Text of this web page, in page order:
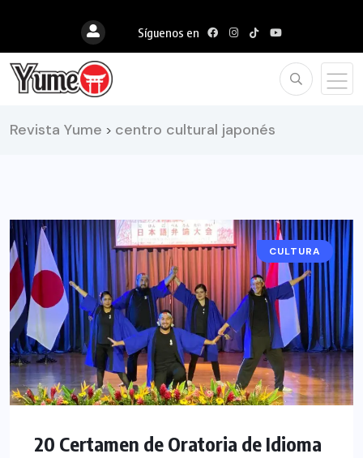
Síguenos en
Revista Yume > centro cultural japonés
CULTURA
20 Certamen de Oratoria de Idioma